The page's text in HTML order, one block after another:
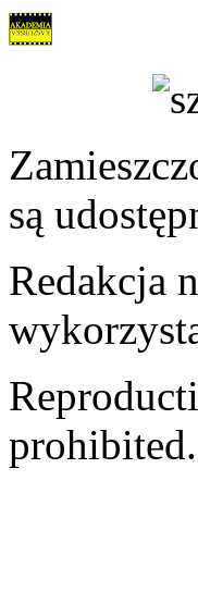
są
Redakcja
prohibited.